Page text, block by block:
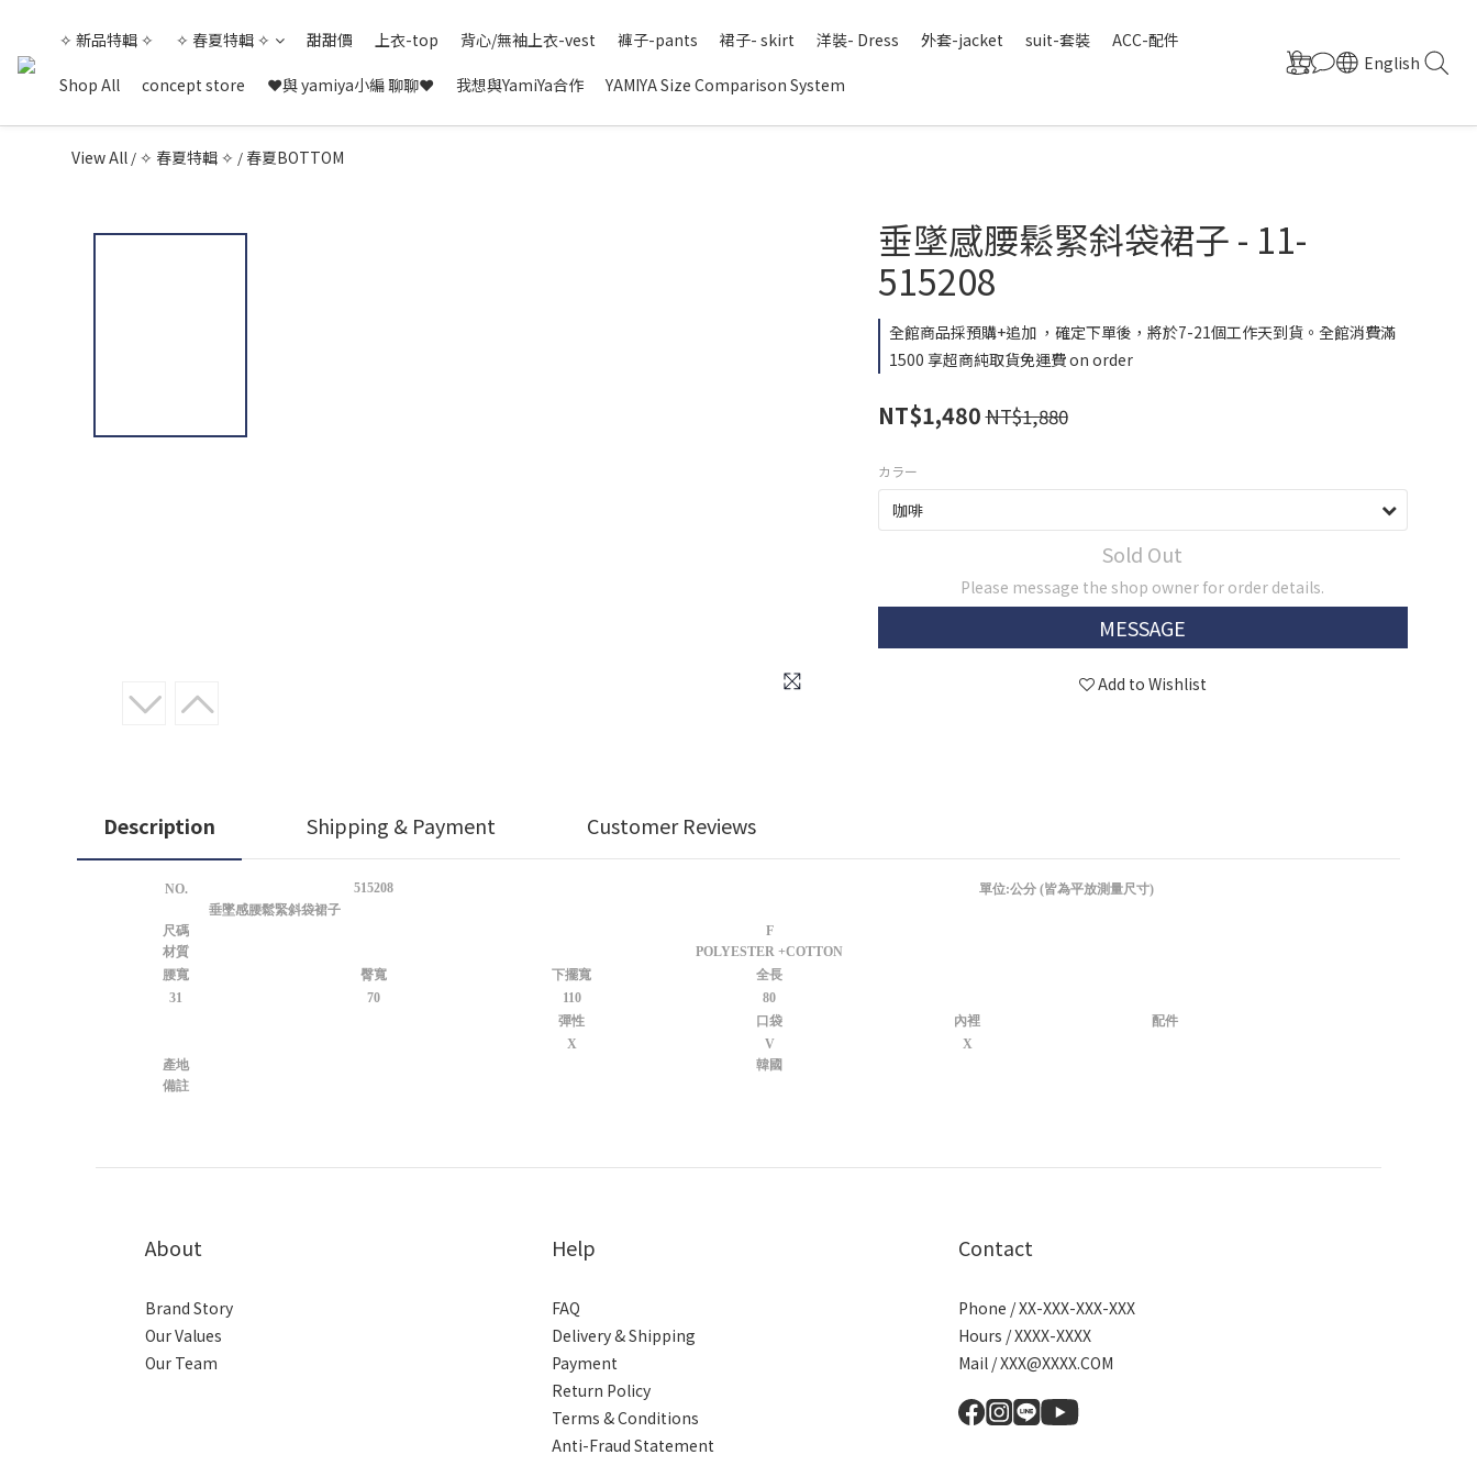
✧ 新品特輯 ✧ ✧ 春夏特輯 ✧ 甜甜價 上衣-top 背心/無袖上衣-vest 褲子-pants 裙子- skirt 洋裝- Dress 外套-jacket suit-套裝 ACC-配件
Shop All concept store ❤與 yamiya小編 聊聊❤ 我想與YamiYa合作 YAMIYA Size Comparison System
English
View All / ✧ 春夏特輯 ✧ / 春夏BOTTOM
垂墜感腰鬆緊斜袋裙子 - 11-
515208
全館商品採預購+追加 ，確定下單後，將於7-21個工作天到貨。全館消費滿
1500 享超商純取貨免運費 on order
NT$1,480NT$1,880
カラー
Sold Out
Please message the shop owner for order details.
MESSAGE
Add to Wishlist
Description Shipping & Payment Customer Reviews
NO. 515208
單位:公分 (皆為平放測量尺寸)
垂墜感腰鬆緊斜袋裙子
尺碼
F
材質
POLYESTER +COTTON
腰寬
臀寬 下擺寬
全長
31
70 110
80
彈性
口袋 內裡
配件
X
V
X
產地
韓國
備註
About
Brand Story
Our Values
Our Team
Help
FAQ
Delivery & Shipping
Payment
Return Policy
Terms & Conditions
Anti-Fraud Statement
Contact
Phone / XX-XXX-XXX-XXX
Hours / XXXX-XXXX
Mail / XXX@XXXX.COM